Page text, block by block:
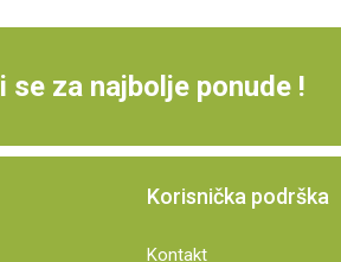
se za najbolje ponude !
Korisnička podrška
Kontakt